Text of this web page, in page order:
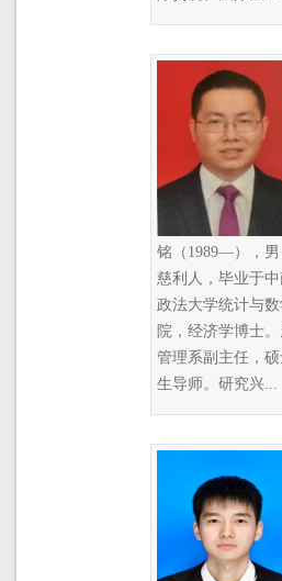
铭（1989—），
慈利人，毕业于
政法大学统计与
院，经济学博士
管理系副主任，
生导师。研究兴...